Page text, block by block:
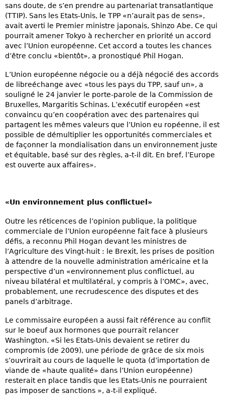
sans doute, de s’en prendre au partenariat transatlantique
(TTIP). Sans les Etats-Unis, le TPP «n’aurait pas de sens»,
avait averti le Premier ministre japonais, Shinzo Abe. Ce qui
pourrait amener Tokyo à rechercher en priorité un accord
avec l’Union européenne. Cet accord a toutes les chances
d’être conclu «bientôt», a pronostiqué Phil Hogan.
L’Union européenne négocie ou a déjà négocié des accords
de libreéchange avec «tous les pays du TPP, sauf un», a
souligné le 24 janvier le porte-parole de la Commission de
Bruxelles, Margaritis Schinas. L’exécutif européen «est
convaincu qu’en coopération avec des partenaires qui
partagent les mêmes valeurs que l’Union eu ropéenne, il est
possible de démultiplier les opportunités commerciales et
de façonner la mondialisation dans un environnement juste
et équitable, basé sur des règles, a-t-il dit. En bref, l’Europe
est ouverte aux affaires».
«Un environnement plus conflictuel»
Outre les réticences de l’opinion publique, la politique
commerciale de l’Union européenne fait face à plusieurs
défis, a reconnu Phil Hogan devant les ministres de
l’Agriculture des Vingt-huit : le Brexit, les prises de position
à attendre de la nouvelle administration américaine et la
perspective d’un «environnement plus conflictuel, au
niveau bilatéral et multilatéral, y compris à l’OMC», avec,
probablement, une recrudescence des disputes et des
panels d’arbitrage.
Le commissaire européen a aussi fait référence au conflit
sur le boeuf aux hormones que pourrait relancer
Washington. «Si les Etats-Unis devaient se retirer du
compromis (de 2009), une période de grâce de six mois
s’ouvrirait au cours de laquelle le quota (d’importation de
viande de «haute qualité» dans l’Union européenne)
resterait en place tandis que les Etats-Unis ne pourraient
pas imposer de sanctions », a-t-il expliqué.